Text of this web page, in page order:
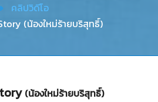
คลิปวิดีโอ
(น้องใหม่ร้ายบริสุทธิ์)
(น้องใหม่ร้ายบริสุทธิ์)